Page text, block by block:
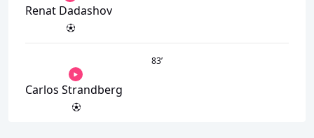
Renat Dadashov
83’
Carlos Strandberg